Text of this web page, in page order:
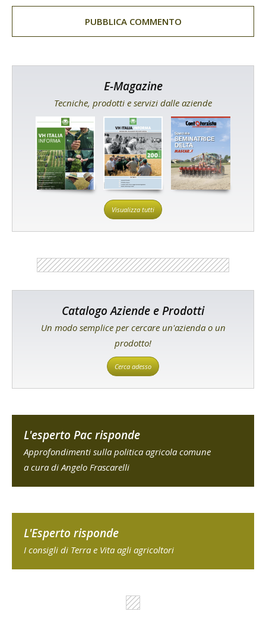
E-Magazine
Tecniche, prodotti e servizi dalle aziende
Visualizza tutti
Catalogo Aziende e Prodotti
Un modo semplice per cercare un'azienda o un
prodotto!
Cerca adesso
L'esperto Pac risponde
Approfondimenti sulla politica agricola comune
a cura di Angelo Frascarelli
L'Esperto risponde
I consigli di Terra e Vita agli agricoltori